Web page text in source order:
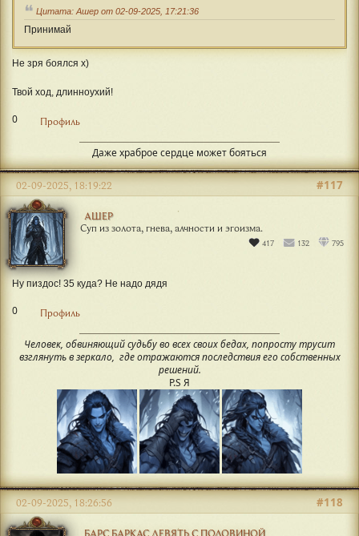
Цитата: Ашер от 02-09-2025, 17:21:36
Принимай
Не зря боялся х)
Твой ход, длинноухий!
0 Профиль
Даже храброе сердце может бояться
АШЕР
Суп из золота, гнева, алчности и эгоизма.
417 132 795
#117
02-09-2025, 18:19:22
Ну пиздос! 35 куда? Не надо дядя
0 Профиль
Человек, обвиняющий судьбу во всех своих бедах, попросту трусит
взглянуть в зеркало, где отражаются последствия его собственных
решений.
P.S Я
БАРС БАРКАС ДЕВЯТЬ С ПОЛОВИНОЙ
#118
02-09-2025, 18:26:56